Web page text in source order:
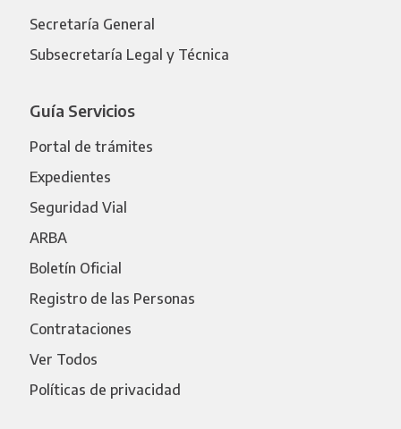
Secretaría General
Subsecretaría Legal y Técnica
Guía Servicios
Portal de trámites
Expedientes
Seguridad Vial
ARBA
Boletín Oficial
Registro de las Personas
Contrataciones
Ver Todos
Políticas de privacidad